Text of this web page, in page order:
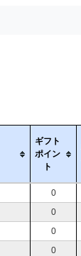
ギフト
ポイン
ト
0
0
0
0